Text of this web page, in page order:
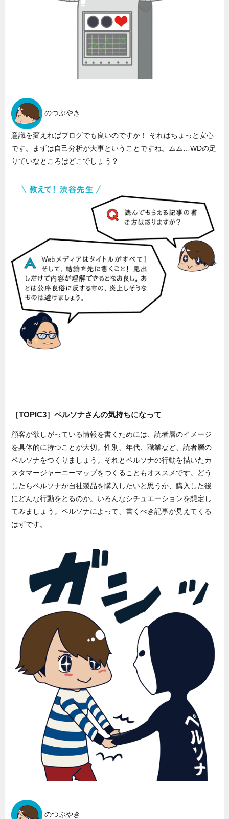
のつぶやき
意識を変えればブログでも良いのですか！ それはちょっと安心
です。まずは自己分析が大事ということですね。ムム…WDの足
りていなところはどこでしょう？
［TOPIC3］ペルソナさんの気持ちになって
顧客が欲しがっている情報を書くためには、読者層のイメージ
を具体的に持つことが大切。性別、年代、職業など、読者層の
ペルソナをつくりましょう。それとペルソナの行動を描いたカ
スタマージャーニーマップをつくることもオススメです。どう
したらペルソナが自社製品を購入したいと思うか、購入した後
にどんな行動をとるのか。いろんなシチュエーションを想定し
てみましょう。ペルソナによって、書くべき記事が見えてくる
はずです。
のつぶやき